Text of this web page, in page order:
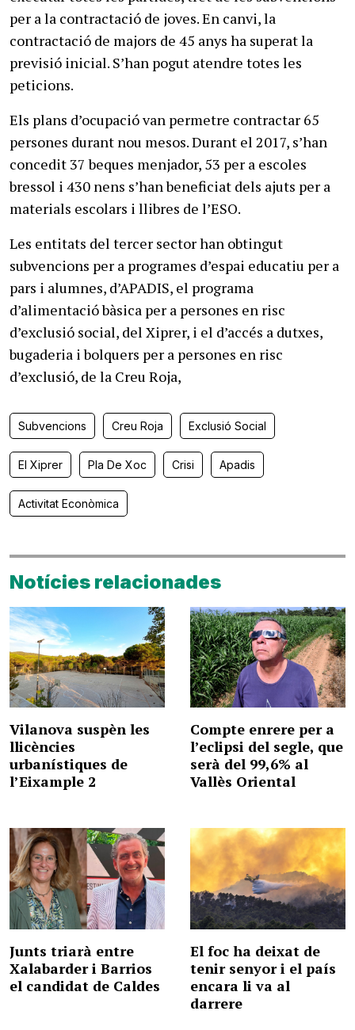
per a la contractació de joves. En canvi, la
contractació de majors de 45 anys ha superat la
previsió inicial. S’han pogut atendre totes les
peticions.
Els plans d’ocupació van permetre contractar 65
persones durant nou mesos. Durant el 2017, s’han
concedit 37 beques menjador, 53 per a escoles
bressol i 430 nens s’han beneficiat dels ajuts per a
materials escolars i llibres de l’ESO.
Les entitats del tercer sector han obtingut
subvencions per a programes d’espai educatiu per a
pars i alumnes, d’APADIS, el programa
d’alimentació bàsica per a persones en risc
d’exclusió social, del Xiprer, i el d’accés a dutxes,
bugaderia i bolquers per a persones en risc
d’exclusió, de la Creu Roja,
Subvencions Creu Roja Exclusió Social
El Xiprer Pla De Xoc Crisi Apadis
Activitat Econòmica
Notícies relacionades
Vilanova suspèn les
llicències
urbanístiques de
l’Eixample 2
Compte enrere per a
l’eclipsi del segle, que
serà del 99,6% al
Vallès Oriental
Junts triarà entre
Xalabarder i Barrios
el candidat de Caldes
El foc ha deixat de
tenir senyor i el país
encara li va al
darrere